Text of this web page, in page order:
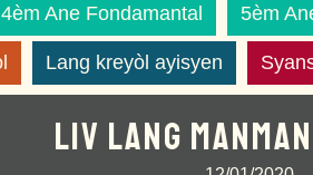
4èm Ane Fondamantal 5èm
Lang kreyòl ayisyen
LIV LANG